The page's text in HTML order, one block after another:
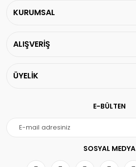
KURUMSAL
ALIŞVERİŞ
ÜYELİK
E-BÜLTEN
SOSYAL MEDYA